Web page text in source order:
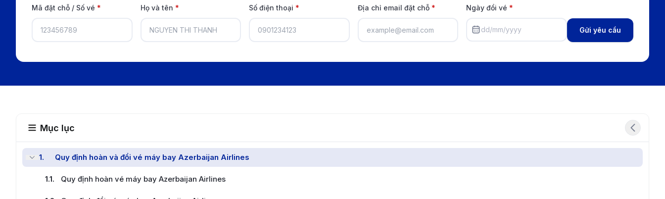
Mã đặt chỗ / Số vé * Họ và tên * Số điện thoại * Địa chỉ email đặt chỗ* Ngày đổi vé *
dd/mm/yyyy Gửi yêu cầu
Mục lục
1. Quy định hoàn và đổi vé máy bay Azerbaijan Airlines
1.1. Quy định hoàn vé máy bay Azerbaijan Airlines